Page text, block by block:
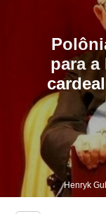
para
Henryk